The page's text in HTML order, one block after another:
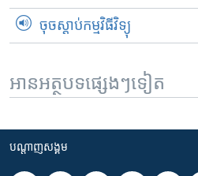
ចុចស្តាប់កម្មវិធីវិទ្យុ
អានអត្ថបទផ្សេងៗទៀត
បណ្តាញ​សង្គម